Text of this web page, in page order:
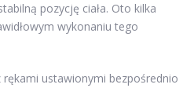
pozycję ciała. Oto kilka
wykonaniu tego
ustawionymi bezpośrednio